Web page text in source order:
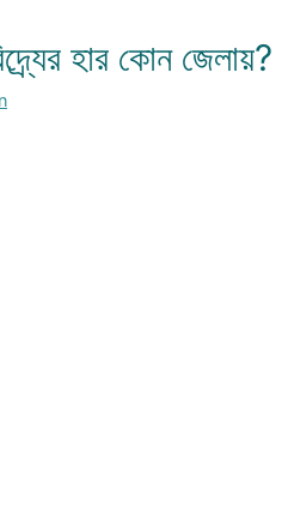
হার কোন জেলায়?